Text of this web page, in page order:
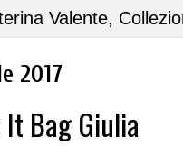
Valente,
2017
It Bag Giulia